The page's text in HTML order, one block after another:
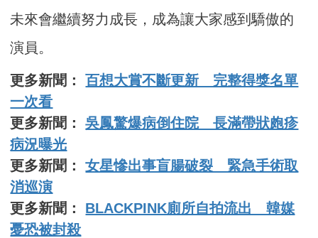
未來會繼續努力成長，成為讓大家感到驕傲的
演員。
更多新聞：百想大賞不斷更新 完整得獎名單
一次看
更多新聞：吳鳳驚爆病倒住院 長滿帶狀皰疹
病況曝光
更多新聞：女星慘出事盲腸破裂 緊急手術取
消巡演
更多新聞： BLACKPINK廁所自拍流出 韓媒
憂恐被封殺